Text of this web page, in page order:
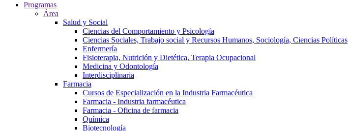
Programas
Área
Salud y Social
Ciencias del Comportamiento y Psicología
Ciencias Sociales, Trabajo social y Recursos Humanos, Sociología, Ciencias Políticas
Enfermería
Fisioterapia, Nutrición y Dietética, Terapia Ocupacional
Medicina y Odontología
Interdisciplinaria
Farmacia
Cursos de Especialización en la Industria Farmacéutica
Farmacia - Industria farmacéutica
Farmacia - Oficina de farmacia
Química
Biotecnología